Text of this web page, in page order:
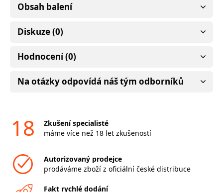
Obsah balení
Diskuze (0)
Hodnocení (0)
Na otázky odpovídá náš tým odborníků
18
Zkušení specialisté
máme více než 18 let zkušeností
Autorizovaný prodejce
prodáváme zboží z oficiální české distribuce
Fakt rychlé dodání